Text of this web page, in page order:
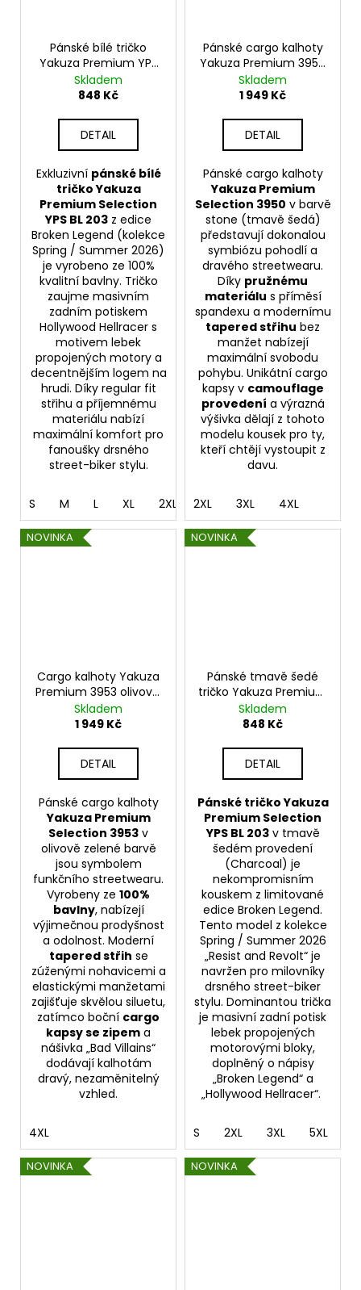
Pánské bílé tričko
Yakuza Premium YPS
BL 203 – Hollywood
Hellracer
Skladem
848 Kč
DETAIL
Exkluzivní pánské bílé
tričko Yakuza
Premium Selection
YPS BL 203 z edice
Broken Legend (kolekce
Spring / Summer 2026)
je vyrobeno ze 100%
kvalitní bavlny. Tričko
zaujme masivním
zadním potiskem
Hollywood Hellracer s
motivem lebek
propojených motory a
decentnějším logem na
hrudi. Díky regular fit
střihu a příjemnému
materiálu nabízí
maximální komfort pro
fanoušky drsného
street-biker stylu.
S M L XL 2XL 3XL 4XL 5XL
Pánské cargo kalhoty
Yakuza Premium 3950
stone, Camo detaily
Skladem
1 949 Kč
DETAIL
Pánské cargo kalhoty
Yakuza Premium
Selection 3950 v barvě
stone (tmavě šedá)
představují dokonalou
symbiózu pohodlí a
dravého streetwearu.
Díky pružnému
materiálu s příměsí
spandexu a modernímu
tapered střihu bez
manžet nabízejí
maximální svobodu
pohybu. Unikátní cargo
kapsy v camouflage
provedení a výrazná
výšivka dělají z tohoto
modelu kousek pro ty,
kteří chtějí vystoupit z
davu.
2XL 3XL 4XL
NOVINKA
Cargo kalhoty Yakuza
Premium 3953 olivové,
Tapered Fit
Skladem
1 949 Kč
DETAIL
Pánské cargo kalhoty
Yakuza Premium
Selection 3953 v
olivově zelené barvě
jsou symbolem
funkčního streetwearu.
Vyrobeny ze 100%
bavlny, nabízejí
výjimečnou prodyšnost
a odolnost. Moderní
tapered střih se
zúženými nohavicemi a
elastickými manžetami
zajišťuje skvělou siluetu,
zatímco boční cargo
kapsy se zipem a
nášivka „Bad Villains“
dodávají kalhotám
dravý, nezaměnitelný
vzhled.
4XL
NOVINKA
Pánské tmavě šedé
tričko Yakuza Premium
YPS BL 203 – Hollywood
Hellracer
Skladem
848 Kč
DETAIL
Pánské tričko Yakuza
Premium Selection
YPS BL 203v tmavě
šedém provedení
(Charcoal) je
nekompromisním
kouskem z limitované
edice Broken Legend.
Tento model z kolekce
Spring / Summer 2026
„Resist and Revolt“ je
navržen pro milovníky
drsného street-biker
stylu. Dominantou trička
je masivní zadní potisk
lebek propojených
motorovými bloky,
doplněný o nápisy
„Broken Legend“ a
„Hollywood Hellracer“.
S 2XL 3XL 5XL
NOVINKA NOVINKA